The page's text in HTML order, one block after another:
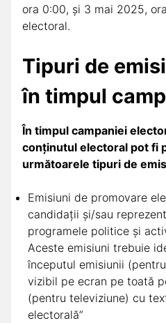
ora 0:00, și 3 mai 2025,
electoral.
Tipuri de
în timpul
În timpul campaniei
conținutul electoral pot fi
următoarele tipuri de
Emisiuni de promovare
candidații și/sau
programele politice și
Aceste emisiuni trebuie
începutul emisiunii
vizibil pe ecran pe toată
(pentru televiziune) cu
electorală”